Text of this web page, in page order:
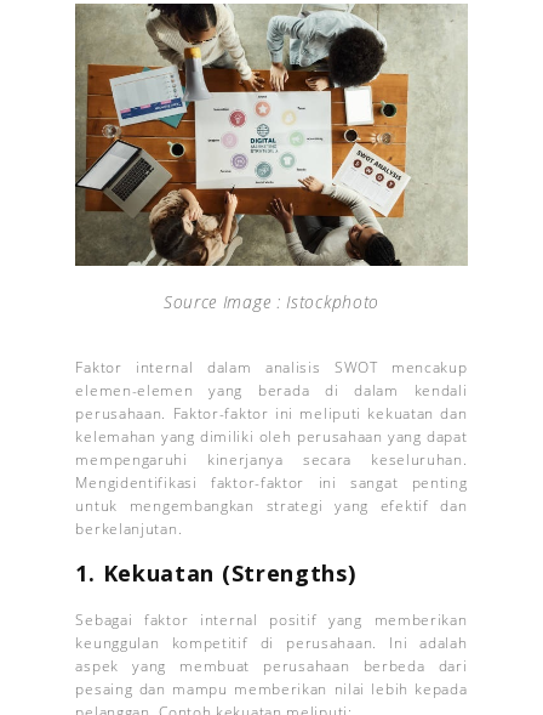
Source Image : Istockphoto
Faktor internal dalam analisis SWOT mencakup
elemen-elemen yang berada di dalam kendali
perusahaan. Faktor-faktor ini meliputi kekuatan dan
kelemahan yang dimiliki oleh perusahaan yang dapat
mempengaruhi kinerjanya secara keseluruhan.
Mengidentifikasi faktor-faktor ini sangat penting
untuk mengembangkan strategi yang efektif dan
berkelanjutan.
1. Kekuatan (Strengths)
Sebagai faktor internal positif yang memberikan
keunggulan kompetitif di perusahaan. Ini adalah
aspek yang membuat perusahaan berbeda dari
pesaing dan mampu memberikan nilai lebih kepada